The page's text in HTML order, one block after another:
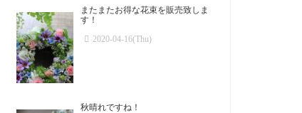
またまたお得な花束を販売致しま
す！
2020-04-16(Thu)
秋晴れですね！